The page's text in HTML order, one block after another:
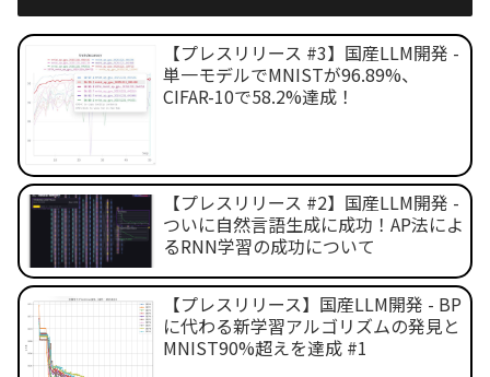
【プレスリリース #3】国産LLM開発 -
単一モデルでMNISTが96.89%、
CIFAR-10で58.2%達成！
【プレスリリース #2】国産LLM開発 -
ついに自然言語生成に成功！AP法によ
るRNN学習の成功について
【プレスリリース】国産LLM開発 - BP
に代わる新学習アルゴリズムの発見と
MNIST90%超えを達成 #1